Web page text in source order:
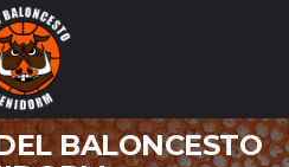
BALONCESTO